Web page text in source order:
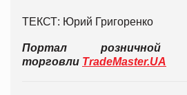
ТЕКСТ: Юрий Григоренко
Портал
торговли TradeMaster.UA